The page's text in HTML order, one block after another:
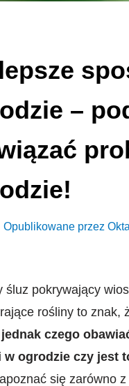
–
Opublikowane przez
śluz pokrywający
rośliny to znak,
czego
w ogrodzie czy jest
się zarówno